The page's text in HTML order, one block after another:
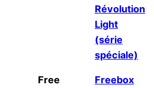
Révolution
Light
(série
spéciale)
Free
Freebox